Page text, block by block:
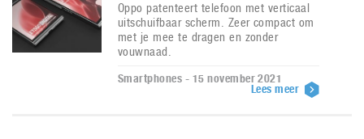
Oppo patenteert telefoon met verticaal
uitschuifbaar scherm. Zeer compact om
met je mee te dragen en zonder
vouwnaad.
Smartphones - 15 november 2021
Lees meer